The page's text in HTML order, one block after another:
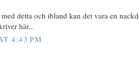
detta och ibland kan det vara en
här...
4:43 PM